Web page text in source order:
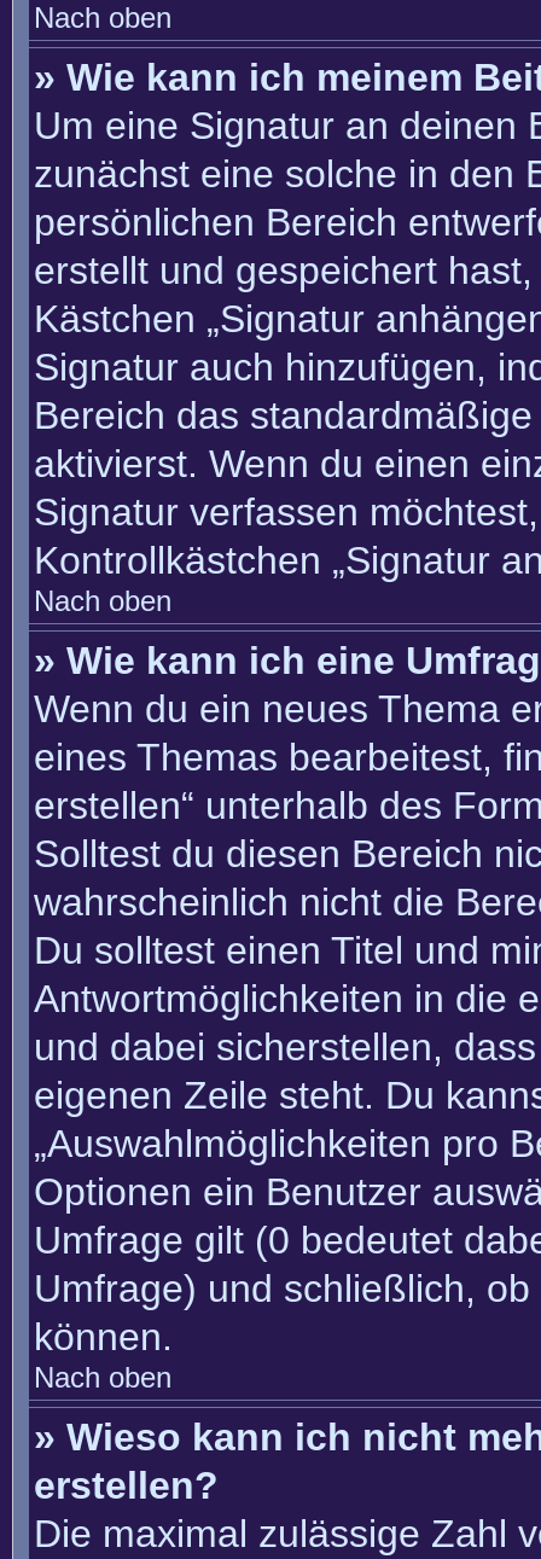
Nach oben
» Wie kann ich meinem
Um eine Signatur an deinen
zunächst eine solche in den
persönlichen Bereich
erstellt und gespeichert
Kästchen „Signatur
Signatur auch hinzufügen,
Bereich das
aktivierst. Wenn du einen
Signatur verfassen
Kontrollkästchen „Signatur
Nach oben
» Wie kann ich eine
Wenn du ein neues Thema
eines Themas bearbeitest,
erstellen“ unterhalb des
Solltest du diesen Bereich
wahrscheinlich nicht die
Du solltest einen Titel und
Antwortmöglichkeiten in die
und dabei sicherstellen,
eigenen Zeile steht. Du
„Auswahlmöglichkeiten pro
Optionen ein Benutzer
Umfrage gilt (0 bedeutet
Umfrage) und schließlich,
können.
Nach oben
» Wieso kann ich nicht
erstellen?
Die maximal zulässige Zahl